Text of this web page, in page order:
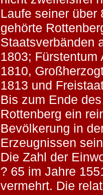
Laufe seiner über
gehörte
Staatsverbänden
1803; Fürstentum
1810,
1813 und
Bis zum Ende
Rottenberg ein
Bevölkerung in
Erzeugnissen
Die Zahl der
? 65 im Jahre
vermehrt. Die